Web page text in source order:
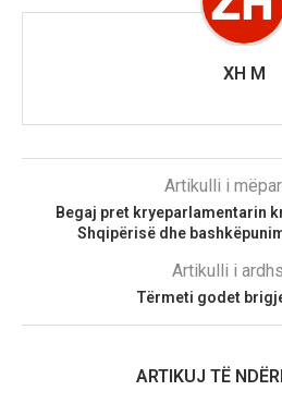
XH M
Artikulli i
Begaj pret kryeparlamentarin
Shqipërisë dhe
Artikulli i
Tërmeti godet
ARTIKUJ TË